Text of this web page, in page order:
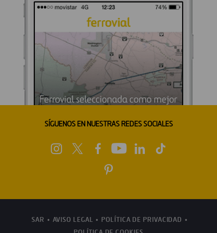
SÍGUENOS EN NUESTRAS REDES SOCIALES
SAR AVISO LEGAL
POLÍTICA DE PRIVACIDAD